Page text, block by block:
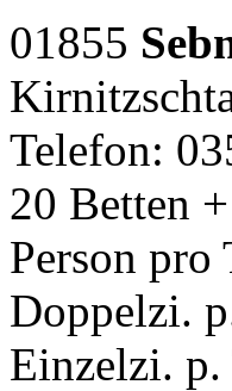
01855
Telefon:
20 Betten
Person pro
Doppelzi.
Einzelzi. p.